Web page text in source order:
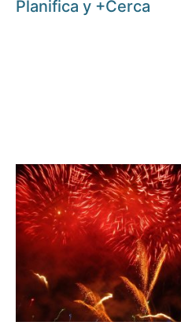
Planifica y +Cerca